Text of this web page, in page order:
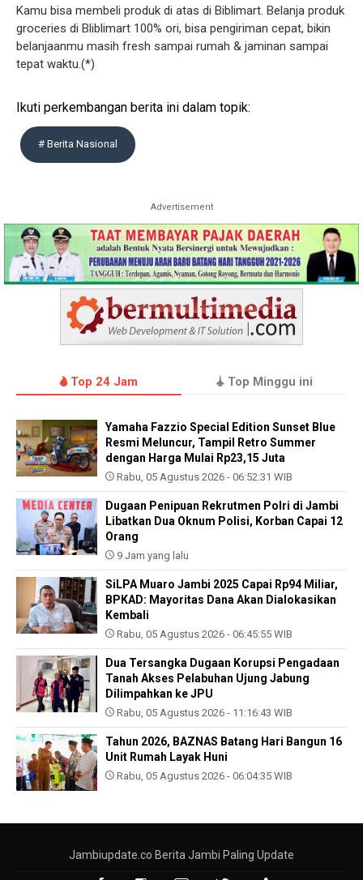
Kamu bisa membeli produk di atas di Biblimart. Belanja produk
groceries di Bliblimart 100% ori, bisa pengiriman cepat, bikin
belanjaanmu masih fresh sampai rumah & jaminan sampai
tepat waktu.(*)
Ikuti perkembangan berita ini dalam topik:
# Berita Nasional
Advertisement
Top 24 Jam Top Minggu ini
Yamaha Fazzio Special Edition Sunset Blue
Resmi Meluncur, Tampil Retro Summer
dengan Harga Mulai Rp23,15 Juta
Rabu, 05 Agustus 2026 - 06:52:31 WIB
Dugaan Penipuan Rekrutmen Polri di Jambi
Libatkan Dua Oknum Polisi, Korban Capai 12
Orang
9 Jam yang lalu
SiLPA Muaro Jambi 2025 Capai Rp94 Miliar,
BPKAD: Mayoritas Dana Akan Dialokasikan
Kembali
Rabu, 05 Agustus 2026 - 06:45:55 WIB
Dua Tersangka Dugaan Korupsi Pengadaan
Tanah Akses Pelabuhan Ujung Jabung
Dilimpahkan ke JPU
Rabu, 05 Agustus 2026 - 11:16:43 WIB
Tahun 2026, BAZNAS Batang Hari Bangun 16
Unit Rumah Layak Huni
Rabu, 05 Agustus 2026 - 06:04:35 WIB
Jambiupdate.co Berita Jambi Paling Update